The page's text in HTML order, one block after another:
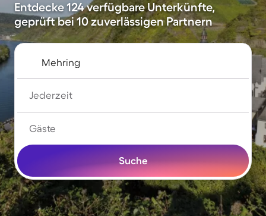
Entdecke 124 verfügbare Unterkünfte,
geprüft bei 10 zuverlässigen Partnern
Jederzeit
Gäste
Suche